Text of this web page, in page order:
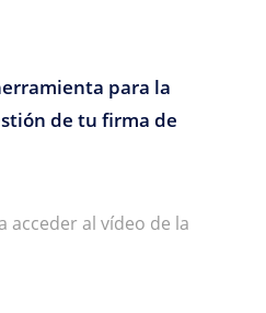
para la
de tu firma de
acceder al vídeo de la